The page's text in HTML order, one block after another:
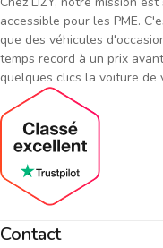
accessible pour les PME.
que des véhicules
temps record à un prix
quelques clics la voiture de
Contact